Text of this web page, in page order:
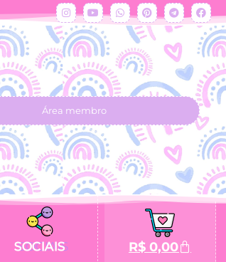
Área membro
SOCIAIS R$ 0,00